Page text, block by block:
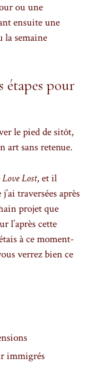
ou une
ensuite une
la semaine
étapes pour
le pied de sitôt,
art sans retenue.
Love Lost, et il
traversées après
projet que
l’après cette
à ce moment-
verrez bien ce
immigrés